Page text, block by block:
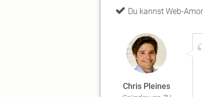
Du kannst Web-
Chris Pleines